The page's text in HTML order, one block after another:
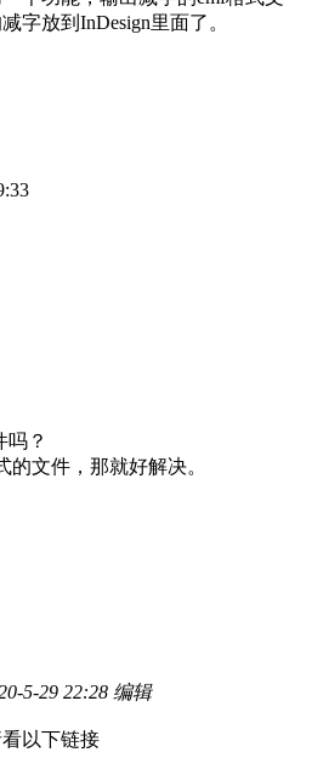
字放到InDesign里面了。
吗？
文件，那就好解决。
5-29 22:28 编辑
以下链接